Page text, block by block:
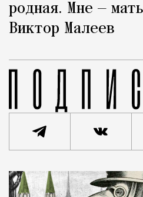
родная. Мне —
Виктор Малеев